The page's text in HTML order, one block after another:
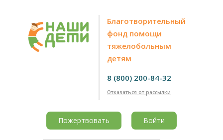
Благотворительный
фонд помощи
тяжелобольным
детям
8 (800) 200-84-32
Отказаться от рассылки
Пожертвовать Войти